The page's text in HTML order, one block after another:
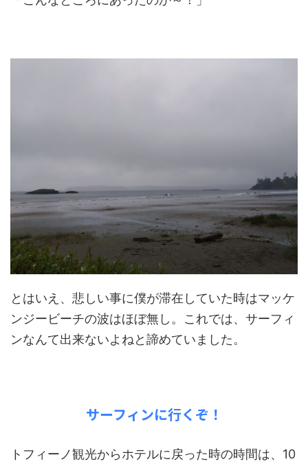
とはいえ、悲しい事に僕が滞在していた時はマッケ
ンジービーチの波はほぼ無し。これでは、サーフィ
ンなんて出来ないよねと諦めていました。
サーフィンに行くぞ！
トフィーノ観光からホテルに戻った時の時間は、10